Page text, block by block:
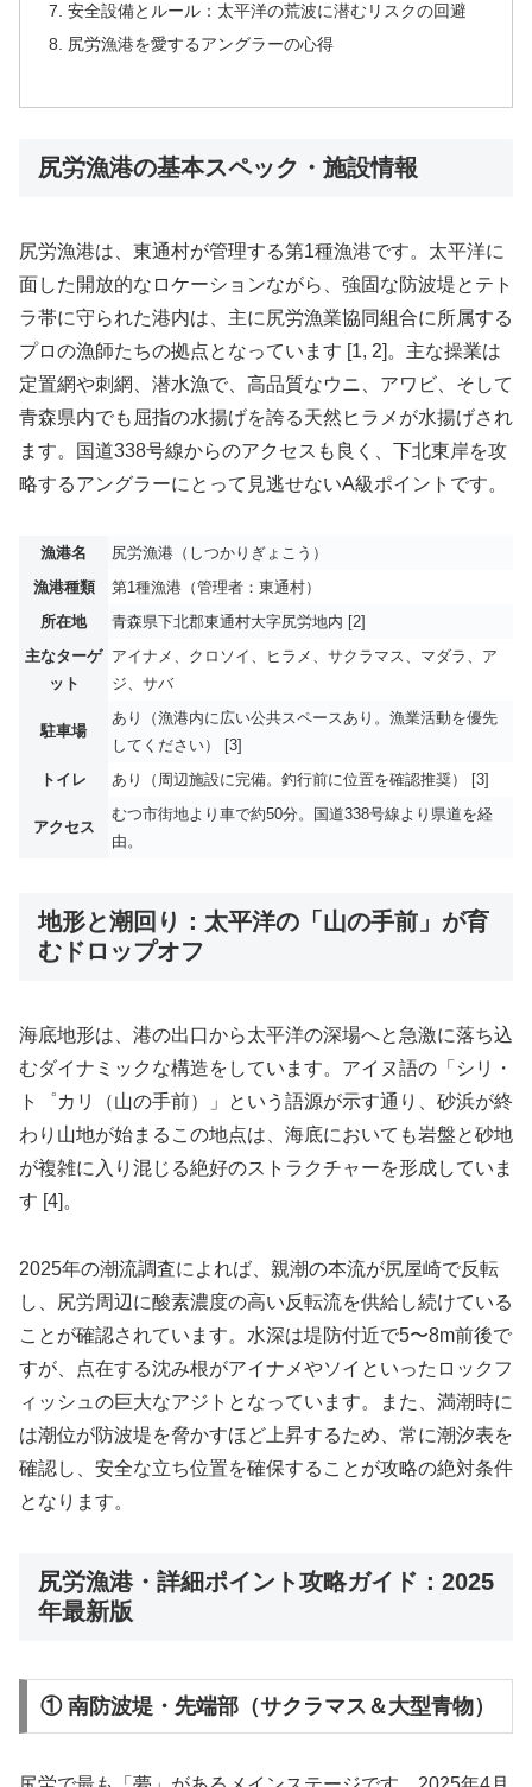
安全設備とルール：太平洋の荒波に潜むリスクの回避
尻労漁港を愛するアングラーの心得
尻労漁港の基本スペック・施設情報
尻労漁港は、東通村が管理する第1種漁港です。太平洋に
面した開放的なロケーションながら、強固な防波堤とテト
ラ帯に守られた港内は、主に尻労漁業協同組合に所属する
プロの漁師たちの拠点となっています [1, 2]。主な操業は
定置網や刺網、潜水漁で、高品質なウニ、アワビ、そして
青森県内でも屈指の水揚げを誇る天然ヒラメが水揚げされ
ます。国道338号線からのアクセスも良く、下北東岸を攻
略するアングラーにとって見逃せないA級ポイントです。
漁港名
尻労漁港（しつかりぎょこう）
漁港種類
第1種漁港（管理者：東通村）
所在地
青森県下北郡東通村大字尻労地内 [2]
主なターゲ
ット
アイナメ、クロソイ、ヒラメ、サクラマス、マダラ、ア
ジ、サバ
駐車場
あり（漁港内に広い公共スペースあり。漁業活動を優先
してください） [3]
トイレ
あり（周辺施設に完備。釣行前に位置を確認推奨） [3]
アクセス
むつ市街地より車で約50分。国道338号線より県道を経
由。
地形と潮回り：太平洋の「山の手前」が育
むドロップオフ
海底地形は、港の出口から太平洋の深場へと急激に落ち込
むダイナミックな構造をしています。アイヌ語の「シリ・
ト゜カリ（山の手前）」という語源が示す通り、砂浜が終
わり山地が始まるこの地点は、海底においても岩盤と砂地
が複雑に入り混じる絶好のストラクチャーを形成していま
す [4]。
2025年の潮流調査によれば、親潮の本流が尻屋崎で反転
し、尻労周辺に酸素濃度の高い反転流を供給し続けている
ことが確認されています。水深は堤防付近で5〜8m前後で
すが、点在する沈み根がアイナメやソイといったロックフ
ィッシュの巨大なアジトとなっています。また、満潮時に
は潮位が防波堤を脅かすほど上昇するため、常に潮汐表を
確認し、安全な立ち位置を確保することが攻略の絶対条件
となります。
尻労漁港・詳細ポイント攻略ガイド：2025
年最新版
① 南防波堤・先端部（サクラマス＆大型青物）